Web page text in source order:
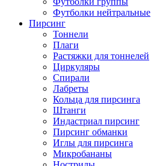
Футболки нейтральные
Пирсинг
Тоннели
Плаги
Растяжки для тоннелей
Циркуляры
Спирали
Лабреты
Кольца для пирсинга
Штанги
Индастриал пирсинг
Пирсинг обманки
Иглы для пирсинга
Микробананы